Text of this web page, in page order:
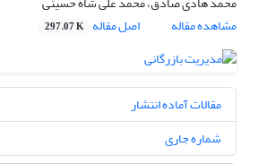
مشاهده مقاله
اصل مقاله 297.07 K
مقالات آماده انتشار
شماره جاری